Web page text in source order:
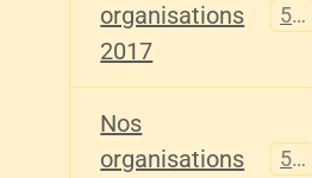
organisations
2017
555
Nos
organisations
520